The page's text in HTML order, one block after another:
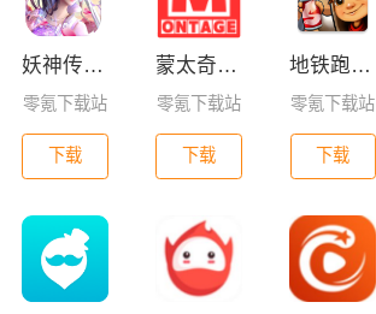
妖神传GM版
零氪下载站
下载
蒙太奇影视2025最新版本下载
零氪下载站
下载
地铁跑酷全皮肤版
零氪下载站
下载